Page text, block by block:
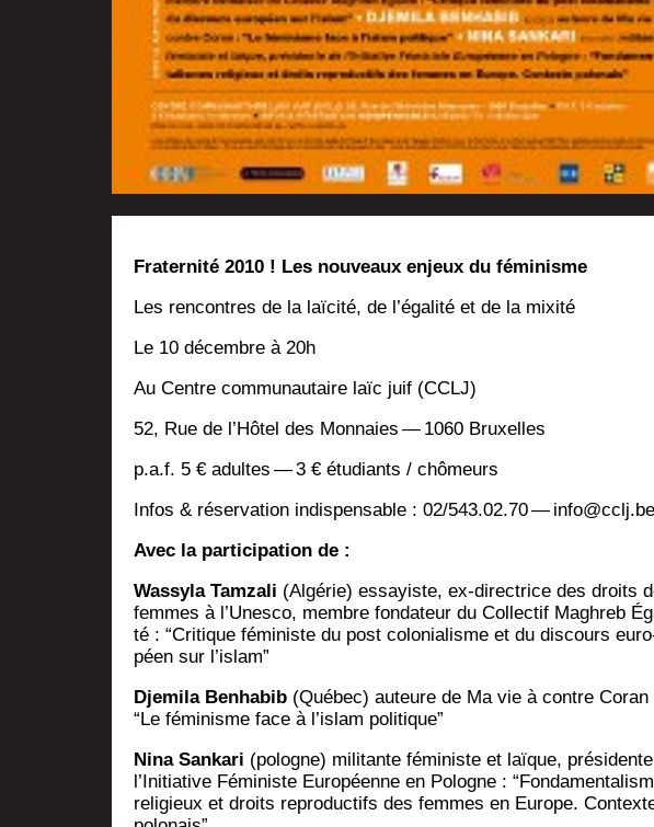
Fra­ter­ni­té 2010 ! Les nou­veaux enjeux du féminisme
Les ren­contres de la laï­ci­té, de l’égalité et de la mixité
Le 10 décembre à 20h
Au Centre com­mu­nau­taire laïc juif (CCLJ)
52, Rue de l’Hôtel des Mon­naies — 1060 Bruxelles
p.a.f. 5 € adultes — 3 € étu­diants / chômeurs
Infos & réser­va­tion indis­pen­sable : 02/543.02.70 — info@cclj.be
Avec la par­ti­ci­pa­tion de :
Was­sy­la Tam­za­li (Algé­rie) essayiste, ex-direc­trice des droits
femmes à l’Unesco, membre fon­da­teur du Col­lec­tif Magh­reb
té : “Cri­tique fémi­niste du post colo­nia­lisme et du dis­cours
péen sur l’islam”
Dje­mi­la Ben­ha­bib(Qué­bec) auteure de Ma vie à contre Coran
“Le fémi­nisme face à l’islam politique”
Nina San­ka­ri (pologne) mili­tante fémi­niste et laïque,
l’Initiative Fémi­niste Euro­péenne en Pologne :
reli­gieux et droits repro­duc­tifs des femmes en Europe.